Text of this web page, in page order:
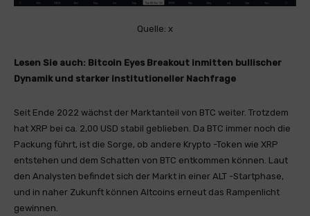
Quelle: x
Lesen Sie auch: Bitcoin Eyes Breakout inmitten bullischer
Dynamik und starker institutioneller Nachfrage
Seit Ende 2022 wächst der Marktanteil von BTC weiter. Trotzdem
hat XRP bei ca. 2,00 USD stabil geblieben. Da BTC immer noch die
Packung führt, ist die Sorge, ob andere Krypto -Token wie XRP
entstehen und dem Schatten von BTC entkommen können. Laut
den Analysten befindet sich der Markt in einer ALT -Startphase,
und in naher Zukunft können Altcoins erneut das Rampenlicht
gewinnen.